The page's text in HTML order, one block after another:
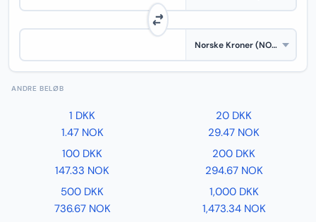
ANDRE BELØB
1 DKK
1.47 NOK
20 DKK
29.47 NOK
100 DKK
147.33 NOK
200 DKK
294.67 NOK
500 DKK
736.67 NOK
1,000 DKK
1,473.34 NOK